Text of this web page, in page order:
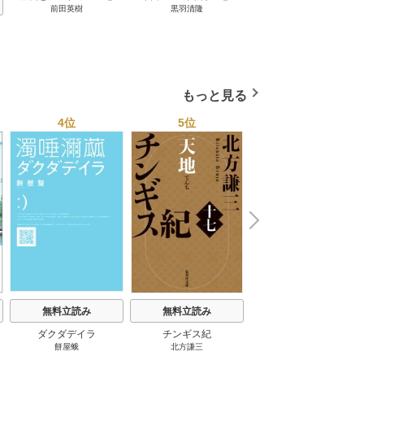
前田英樹 黒羽清隆
もっと見る
4位
無料立読み
ダクダデイラ
餅屋蛾
5位
無料立読み
チンギス紀
北方謙三
N
x